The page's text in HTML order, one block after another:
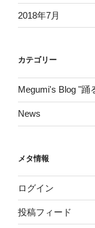
2018年7月
カテゴリー
Megumi's Blog "踊
News
メタ情報
ログイン
投稿フィード